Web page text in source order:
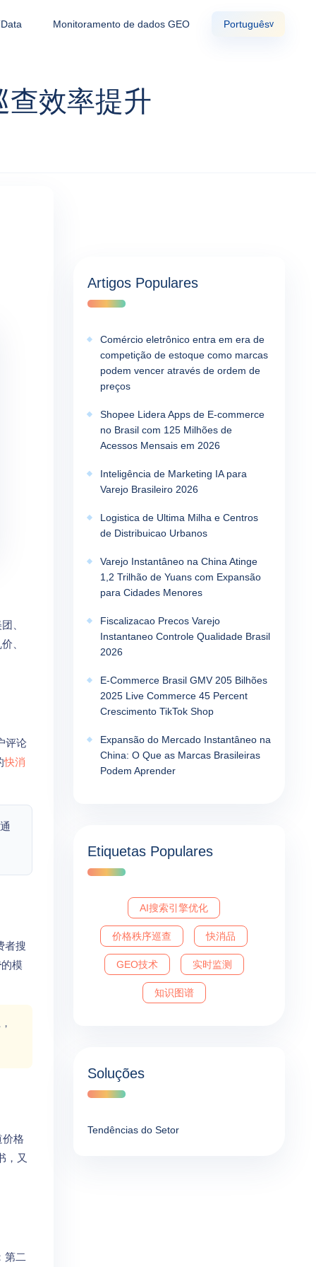
Monitoramento de dados GEO Portuguêsv
查效率提升
、
、
评论
快消
者搜
的模
价格
，又
第二
Artigos Populares
Comércio eletrônico entra em era de
competição de estoque como marcas
podem vencer através de ordem de
preços
Shopee Lidera Apps de E-commerce
no Brasil com 125 Milhões de
Acessos Mensais em 2026
Inteligência de Marketing IA para
Varejo Brasileiro 2026
Logistica de Ultima Milha e Centros
de Distribuicao Urbanos
Varejo Instantâneo na China Atinge
1,2 Trilhão de Yuans com Expansão
para Cidades Menores
Fiscalizacao Precos Varejo
Instantaneo Controle Qualidade Brasil
2026
E-Commerce Brasil GMV 205 Bilhões
2025 Live Commerce 45 Percent
Crescimento TikTok Shop
Expansão do Mercado Instantâneo na
China: O Que as Marcas Brasileiras
Podem Aprender
Etiquetas Populares
AI搜索引擎优化
价格秩序巡查 快消品
GEO技术 实时监测
知识图谱
Soluções
Tendências do Setor